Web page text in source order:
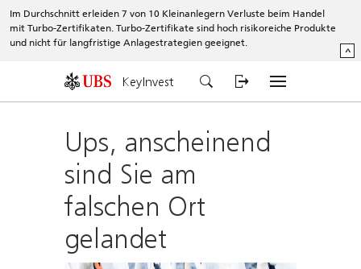
Im Durchschnitt erleiden 7 von 10 Kleinanlegern Verluste beim Handel
mit Turbo-Zertifikaten. Turbo-Zertifikate sind hoch risikoreiche Produkte
und nicht für langfristige Anlagestrategien geeignet.
^
KeyInvest
Ups, anscheinend
sind Sie am
falschen Ort
gelandet